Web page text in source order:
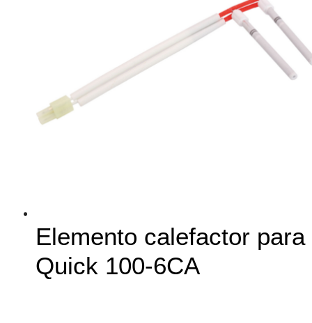
Elemento calefactor para
Quick 100-6CA